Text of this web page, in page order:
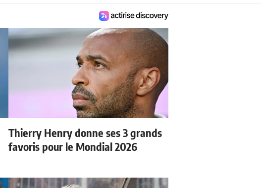
Thierry Henry donne ses 3 grands
favoris pour le Mondial 2026